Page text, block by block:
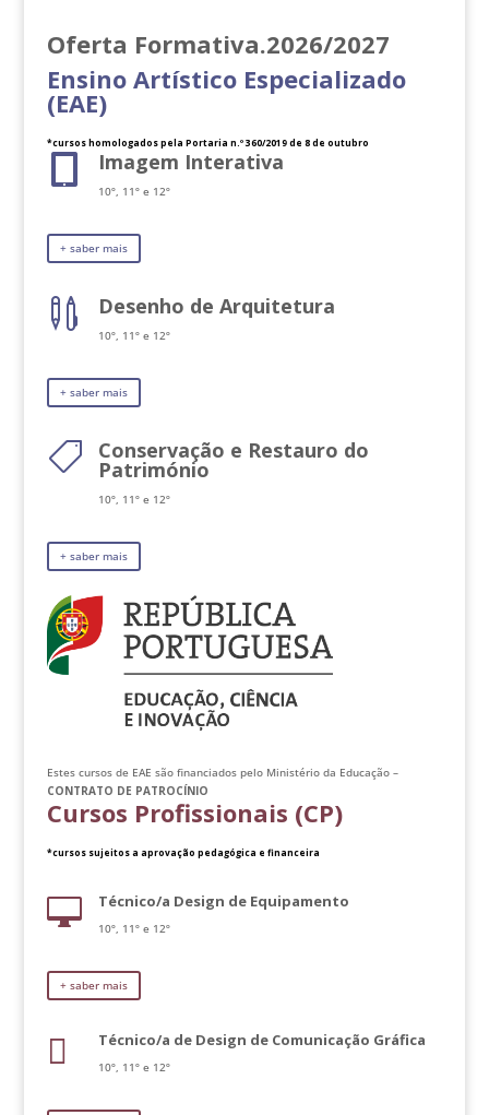
Oferta Formativa.2026/2027
Ensino Artístico Especializado
(EAE)
*cursos homologados pela Portaria n.º 360/2019 de 8 de outubro
Imagem Interativa
10º, 11º e 12º
+ saber mais
 Desenho de Arquitetura
10º, 11º e 12º
+ saber mais
 Conservação e Restauro do
Património
10º, 11º e 12º
+ saber mais
Estes cursos de EAE são financiados pelo Ministério da Educação –
CONTRATO DE PATROCÍNIO
Cursos Profissionais (CP)
*cursos sujeitos a aprovação pedagógica e financeira
 Técnico/a Design de Equipamento
10º, 11º e 12º
+ saber mais
 Técnico/a de Design de Comunicação Gráfica
10º, 11º e 12º